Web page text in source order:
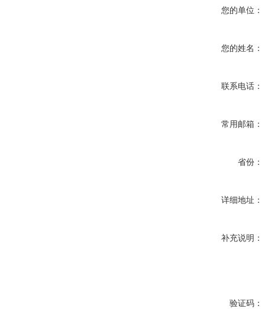
您的单位：
您的姓名：
联系电话：
常用邮箱：
省份：
详细地址：
补充说明：
验证码：